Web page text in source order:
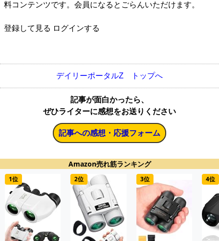
料コンテンツです。会員になるとごらんいただけます。
登録して見る ログインする
デイリーポータルZ トップへ
記事が面白かったら、
ぜひライターに感想をお送りください
記事への感想・応援フォーム
Amazon売れ筋ランキング
1位 2位 3位 4位